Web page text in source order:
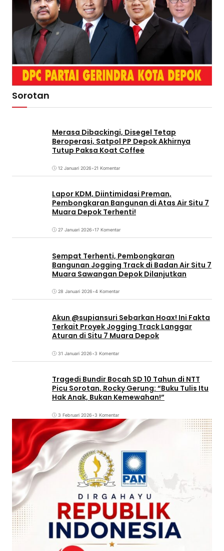
Sorotan
Merasa Dibackingi, Disegel Tetap
Beroperasi, Satpol PP Depok Akhirnya
Tutup Paksa Koat Coffee
12 Januari 2026•21 Komentar
Lapor KDM, Diintimidasi Preman,
Pembongkaran Bangunan di Atas Air Situ 7
Muara Depok Terhenti!
27 Januari 2026•17 Komentar
Sempat Terhenti, Pembongkaran
Bangunan Jogging Track di Badan Air Situ 7
Muara Sawangan Depok Dilanjutkan
28 Januari 2026•4 Komentar
Akun @supiansuri Sebarkan Hoax! Ini Fakta
Terkait Proyek Jogging Track Langgar
Aturan di Situ 7 Muara Depok
31 Januari 2026•3 Komentar
Tragedi Bundir Bocah SD 10 Tahun di NTT
Picu Sorotan, Rocky Gerung: “Buku Tulis Itu
Hak Anak, Bukan Kemewahan!”
3 Februari 2026•3 Komentar